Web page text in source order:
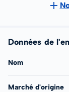
Données de
Nom
Marché d'origine